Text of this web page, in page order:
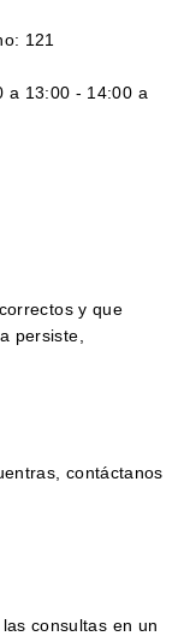
121
a 13:00 - 14:00 a
y que
persiste,
contáctanos
consultas en un